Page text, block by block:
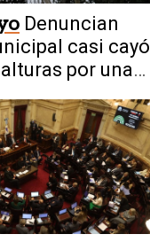
Denuncian
casi cayó
por una